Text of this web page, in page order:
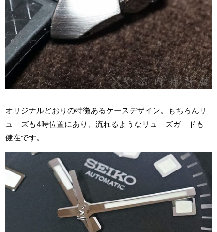
オリジナルどおりの特徴あるケースデザイン。もちろんリ
ューズも4時位置にあり、流れるようなリューズガードも
健在です。